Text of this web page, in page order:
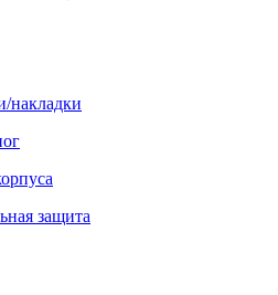
накладки
защита